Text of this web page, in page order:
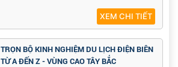
XEM CHI TIẾT
TRỌN BỘ KINH NGHIỆM DU LỊCH ĐIỆN BIÊN
TỪ A ĐẾN Z - VÙNG CAO TÂY BẮC